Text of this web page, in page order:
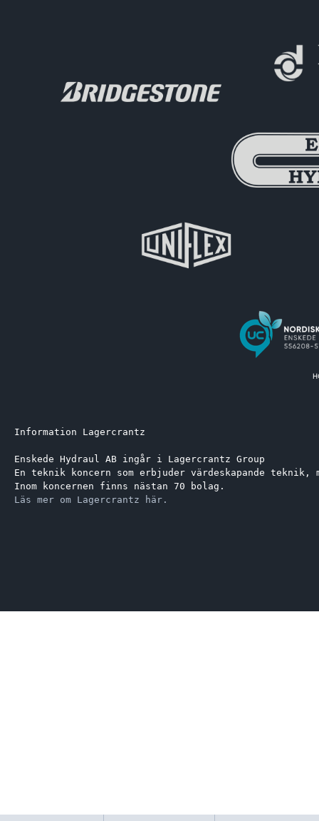
Information Lagercrantz
Enskede Hydraul AB ingår i Lagercrantz Group
En teknik koncern som erbjuder värdeskapande
Inom koncernen finns nästan 70 bolag.
Läs mer om Lagercrantz här.